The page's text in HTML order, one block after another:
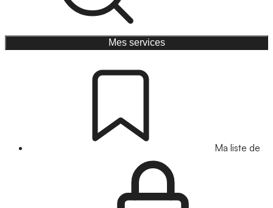
Mes services
Ma liste de